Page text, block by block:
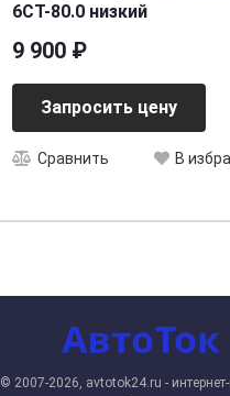
6CT-80.0 низкий
9 900 ₽
Запросить цену
Сравнить В
© 2007-2026, avtotok24.ru -